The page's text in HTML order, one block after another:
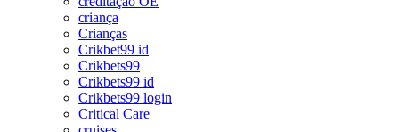
criança
Crianças
Crikbet99 id
Crikbets99
Crikbets99 id
Crikbets99 login
Critical Care